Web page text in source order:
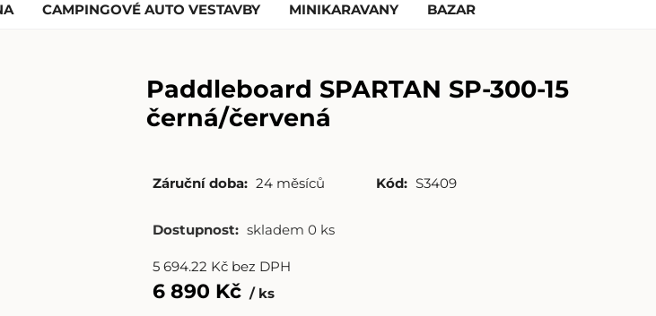
CAMPINGOVÉ AUTO VESTAVBY MINIKARAVANY BAZAR
Paddleboard SPARTAN SP-300-15
černá/červená
Záruční doba: 24 měsíců Kód: S3409
Dostupnost: skladem 0 ks
5 694.22 Kč bez DPH
6 890 Kč ks